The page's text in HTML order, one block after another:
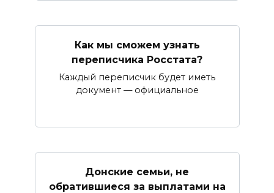
Как мы сможем узнать
переписчика Росстата?
Каждый переписчик будет иметь
документ — официальное
Донские семьи, не
обратившиеся за выплатами на